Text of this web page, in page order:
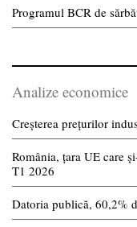
Programul BCR de
Analize economice
Creșterea prețurilor
România, țara UE care
T1 2026
Datoria publică, 60,2%